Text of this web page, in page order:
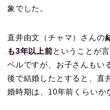
象でした。
直井由文（チャマ）さんの
も3年以上前ということが
ベルですが、お子さんもい
後で結婚したとすると、直
婚時期は、10年前くらいか